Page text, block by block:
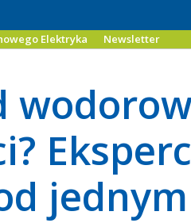
Elektryka Newsletter